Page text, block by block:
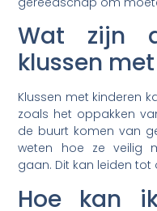
Wat zijn
klussen
Klussen met kinderen
zoals het oppakken
de buurt komen van
weten hoe ze veilig
gaan. Dit kan leiden tot
Hoe kan